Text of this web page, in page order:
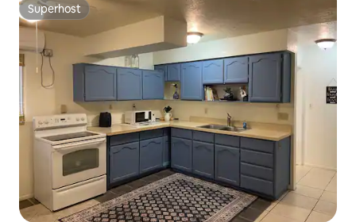
Superhost
Superhost